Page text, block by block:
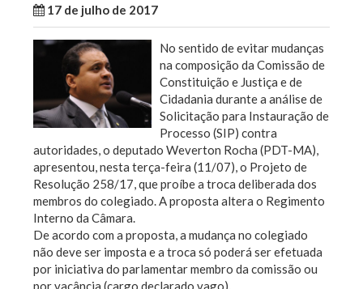
17 de julho de 2017
No sentido de evitar mudanças
na composição da Comissão de
Constituição e Justiça e de
Cidadania durante a análise de
Solicitação para Instauração de
Processo (SIP) contra
autoridades, o deputado Weverton Rocha (PDT-MA),
apresentou, nesta terça-feira (11/07), o Projeto de
Resolução 258/17, que proíbe a troca deliberada dos
membros do colegiado. A proposta altera o Regimento
Interno da Câmara.
De acordo com a proposta, a mudança no colegiado
não deve ser imposta e a troca só poderá ser efetuada
por iniciativa do parlamentar membro da comissão ou
por vacância (cargo declarado vago).